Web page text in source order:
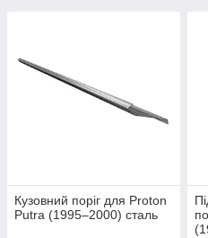
Кузовний поріг для Proton
Putra (1995–2000) сталь